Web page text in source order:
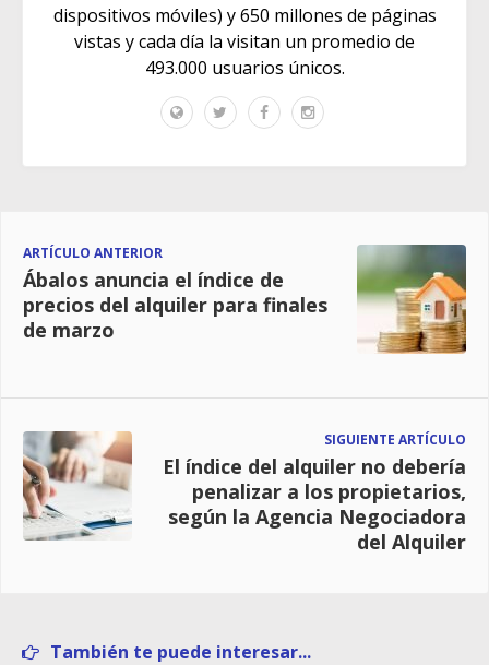
dispositivos móviles) y 650 millones de páginas
vistas y cada día la visitan un promedio de
493.000 usuarios únicos.
ARTÍCULO ANTERIOR
Ábalos anuncia el índice de
precios del alquiler para finales
de marzo
SIGUIENTE ARTÍCULO
El índice del alquiler no debería
penalizar a los propietarios,
según la Agencia Negociadora
del Alquiler
También te puede interesar...